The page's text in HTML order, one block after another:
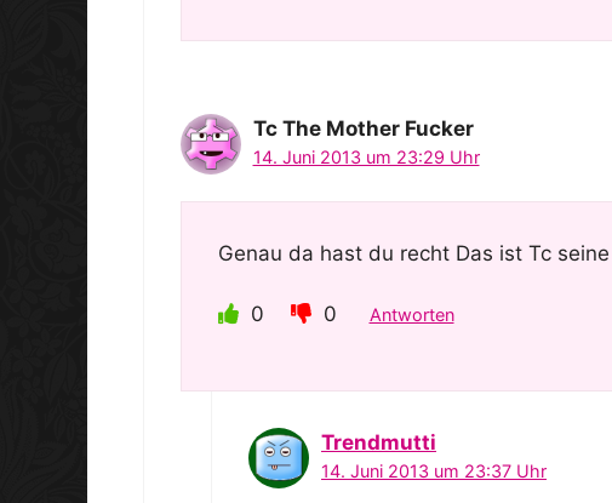
Tc The Mother Fucker
14. Juni 2013 um 23:29 Uhr
Genau da hast du recht Das ist Tc
0 0 Antworten
Trendmutti
14. Juni 2013 um 23:37 Uhr